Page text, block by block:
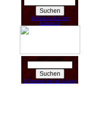
In Partnerschaft mit
Amazon.de
Suchen nach:
In Partnerschaft mit Google